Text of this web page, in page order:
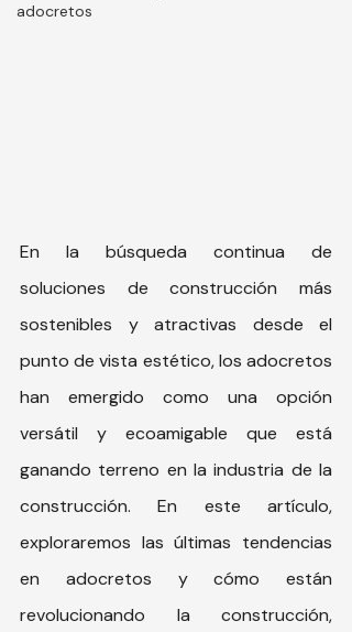
adocretos
En la búsqueda continua de
soluciones de construcción más
sostenibles y atractivas desde el
punto de vista estético, los adocretos
han emergido como una opción
versátil y ecoamigable que está
ganando terreno en la industria de la
construcción. En este artículo,
exploraremos las últimas tendencias
en adocretos y cómo están
revolucionando la construcción,